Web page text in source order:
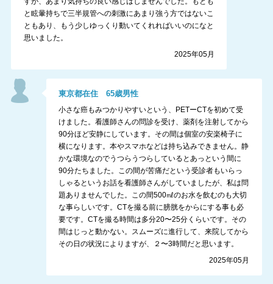
と眩暈持ちで三半規管への刺激にあまり強う方ではないこ
ともあり、もう少しゆっくり動いてくれればいいのになと
思いました。
2025年05月
東京都在住65歳男性
小さな癌もみつかりやすいという、PETーCTを初めて受
けました。看護師さんの問診を受け、薬剤を注射してから
90分ほど安静にしています。その間は個室の安楽椅子に
横になります。本やスマホなどは持ち込みできません。静
かな環境なのでうつらうつらしているとあっという間に
90分たちました。この間が苦痛だという受診者もいらっ
しゃるというお話を看護師さんがしていましたが、私は問
題ありませんでした。この間500㎖のお水を飲むのも大切
な事らしいです。CTを撮る前に膀胱をからにする事も必
要です。CTを撮る時間は多分20〜25分くらいです。その
間はじっと動かない。スムーズに進行して、来院してから
その日の状況によりますが、２〜3時間だと思います。
2025年05月